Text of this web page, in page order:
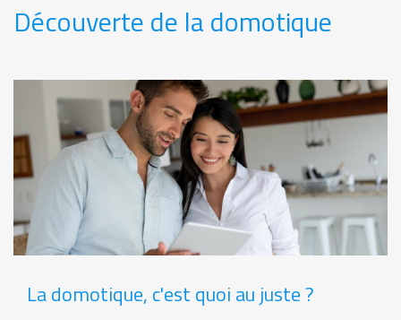
Découverte de la domotique
La domotique, c'est quoi au juste ?